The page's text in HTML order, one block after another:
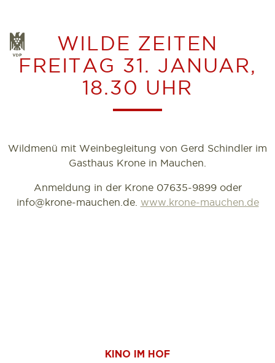
springen
WILDE ZEITEN
FREITAG 31. JANUAR,
18.30 UHR
Wildmenü mit Weinbegleitung von Gerd Schindler im
Gasthaus Krone in Mauchen.
Anmeldung in der Krone 07635-9899 oder
info@krone-mauchen.de. www.krone-mauchen.de
KINO IM HOF